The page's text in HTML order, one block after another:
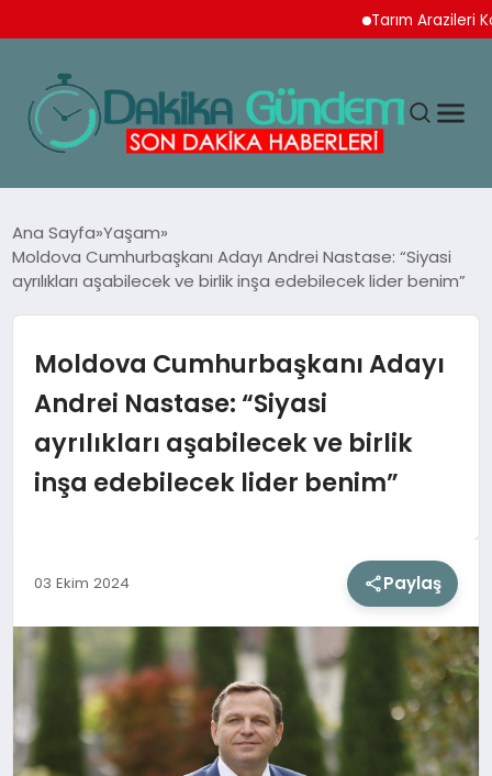
Tarım Arazileri
TEKNOLOJI
SPOR
YAŞAM
EKONOMI
EĞITIM
Ana Sayfa Yaşam
Moldova Cumhurbaşkanı Adayı Andrei Nastase: “Siyasi
ayrılıkları aşabilecek ve birlik inşa edebilecek lider benim”
Moldova Cumhurbaşkanı Adayı
Andrei Nastase: “Siyasi
ayrılıkları aşabilecek ve birlik
inşa edebilecek lider benim”
03 Ekim 2024 Paylaş